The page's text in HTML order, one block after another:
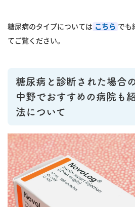
糖尿病のタイプについては こちら でも
てご覧ください。
糖尿病と診断された場合
中野でおすすめの病院も
法について